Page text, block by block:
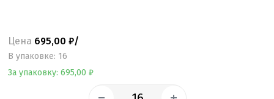
Цена 695,00 ₽/
B упаковке: 16
За упаковку: 695,00 ₽